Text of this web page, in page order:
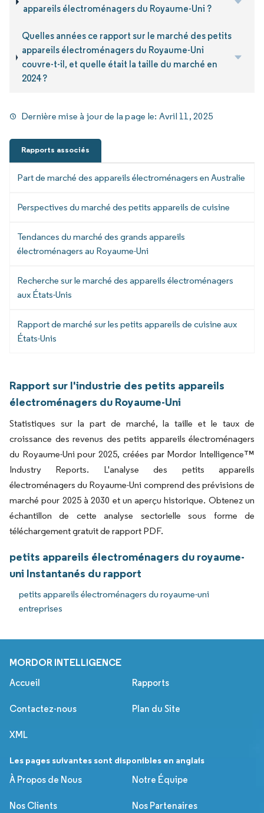
appareils électroménagers du Royaume-Uni ?
Quelles années ce rapport sur le marché des petits
appareils électroménagers du Royaume-Uni
couvre-t-il, et quelle était la taille du marché en
2024 ?
Dernière mise à jour de la page le: Avril 11, 2025
Rapports associés
Part de marché des appareils électroménagers en Australie
Perspectives du marché des petits appareils de cuisine
Tendances du marché des grands appareils
électroménagers au Royaume-Uni
Recherche sur le marché des appareils électroménagers
aux États-Unis
Rapport de marché sur les petits appareils de cuisine aux
États-Unis
Rapport sur l'industrie des petits appareils
électroménagers du Royaume-Uni
Statistiques sur la part de marché, la taille et le taux de
croissance des revenus des petits appareils électroménagers
du Royaume-Uni pour 2025, créées par Mordor Intelligence™
Industry Reports. L'analyse des petits appareils
électroménagers du Royaume-Uni comprend des prévisions de
marché pour 2025 à 2030 et un aperçu historique. Obtenez un
échantillon de cette analyse sectorielle sous forme de
téléchargement gratuit de rapport PDF.
petits appareils électroménagers du royaume-
uni Instantanés du rapport
petits appareils électroménagers du royaume-uni
entreprises
MORDOR INTELLIGENCE
Accueil Rapports
Contactez-nous Plan du Site
XML
Les pages suivantes sont disponibles en anglais
À Propos de Nous
Notre Équipe
Nos Clients Nos Partenaires